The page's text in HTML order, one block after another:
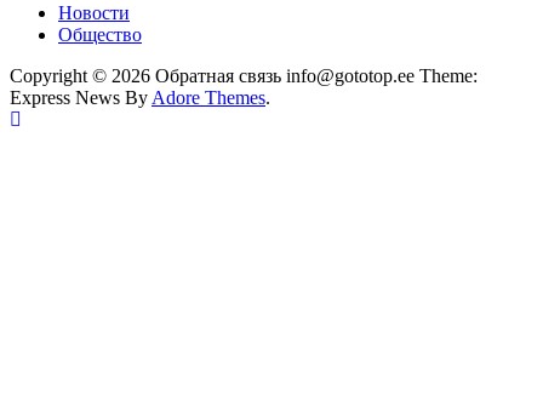
Новости
Общество
Copyright © 2026 Обратная связь info@gototop.ee Theme:
Express News By Adore Themes.